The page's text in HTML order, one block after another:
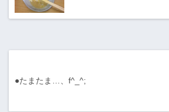
●たまたま…、f^_^;